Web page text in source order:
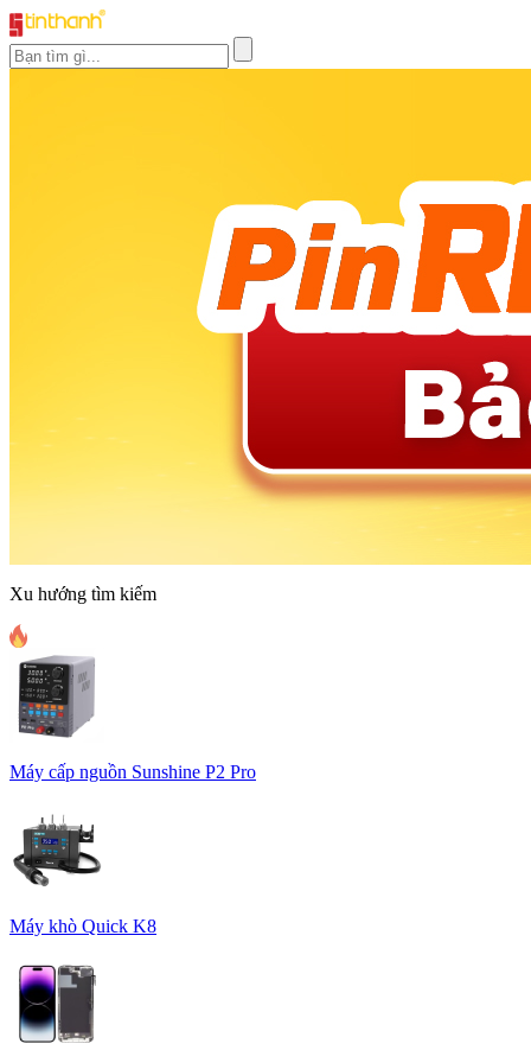
Xu hướng tìm kiếm
Máy cấp nguồn Sunshine P2 Pro
Máy khò Quick K8